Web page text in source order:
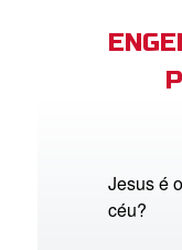
Jesus é
céu?